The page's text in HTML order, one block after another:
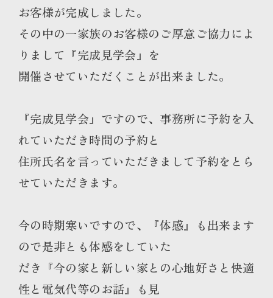
お客様が完成しました。
その中の一家族のお客様のご厚意ご協力によ
りまして『完成見学会』を
開催させていただくことが出来ました。
『完成見学会』ですので、事務所に予約を入
れていただき時間の予約と
住所氏名を言っていただきまして予約をとら
せていただきます。
今の時期寒いですので、『体感』も出来ます
ので是非とも体感をしていた
だき『今の家と新しい家との心地好さと快適
性と電気代等のお話』も見